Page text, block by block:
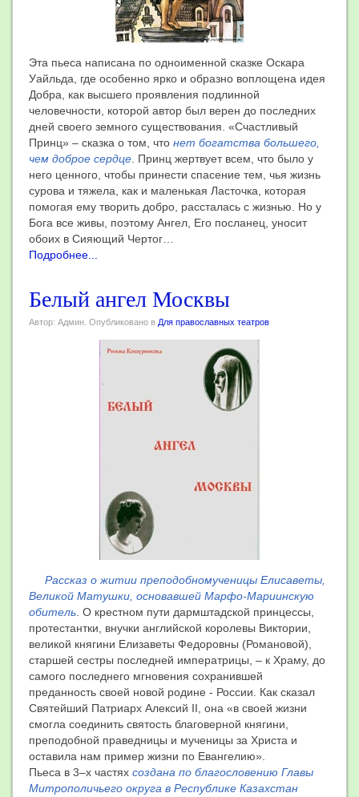
Эта пьеса написана по одноименной сказке Оскара
Уайльда, где особенно ярко и образно воплощена идея
Добра, как высшего проявления подлинной
человечности, которой автор был верен до последних
дней своего земного существования. «Счастливый
Принц» – сказка о том, что нет богатства большего,
чем доброе сердце . Принц жертвует всем, что было у
него ценного, чтобы принести спасение тем, чья жизнь
сурова и тяжела, как и маленькая Ласточка, которая
помогая ему творить добро, рассталась с жизнью. Но у
Бога все живы, поэтому Ангел, Его посланец, уносит
обоих в Сияющий Чертог…
Подробнее...
Белый ангел Москвы
Автор: Админ. Опубликовано в Для православных театров
Рассказ о житии преподобномученицы Елисаветы,
Великой Матушки, основавшей Марфо-Мариинскую
обитель . О крестном пути дармштадской принцессы,
протестантки, внучки английской королевы Виктории,
великой княгини Елизаветы Федоровны (Романовой),
старшей сестры последней императрицы, – к Храму, до
самого последнего мгновения сохранившей
преданность своей новой родине - России. Как сказал
Святейший Патриарх Алексий II, она «в своей жизни
смогла соединить святость благоверной княгини,
преподобной праведницы и мученицы за Христа и
оставила нам пример жизни по Евангелию».
Пьеса в 3–х частях создана по благословению Главы
Митрополичьего округа в Республике Казахстан